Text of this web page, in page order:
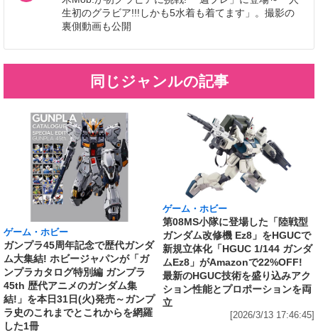
生初のグラビア!!!しかも5水着も着てます」。撮影の
裏側動画も公開
同じジャンルの記事
ゲーム・ホビー
ガンプラ45周年記念で歴代ガンダ
ム大集結! ホビージャパンが「ガ
ンプラカタログ特別編 ガンプラ
45th 歴代アニメのガンダム集
結!」を本日31日(火)発売～ガンプ
ラ史のこれまでとこれからを網羅
した1冊
ゲーム・ホビー
第08MS小隊に登場した「陸戦型
ガンダム改修機 Ez8」をHGUCで
新規立体化「HGUC 1/144 ガンダ
ムEz8」がAmazonで22%OFF!
最新のHGUC技術を盛り込みアク
ション性能とプロポーションを両
立
[2026/3/13 17:46:45]